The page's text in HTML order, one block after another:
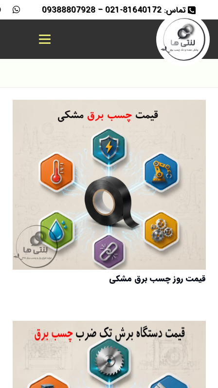
تماس: 81640172-021 – 09388807928
قیمت روز چسب برق مشکی